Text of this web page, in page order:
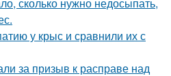
у крыс и сравнили их с
за призыв к расправе над